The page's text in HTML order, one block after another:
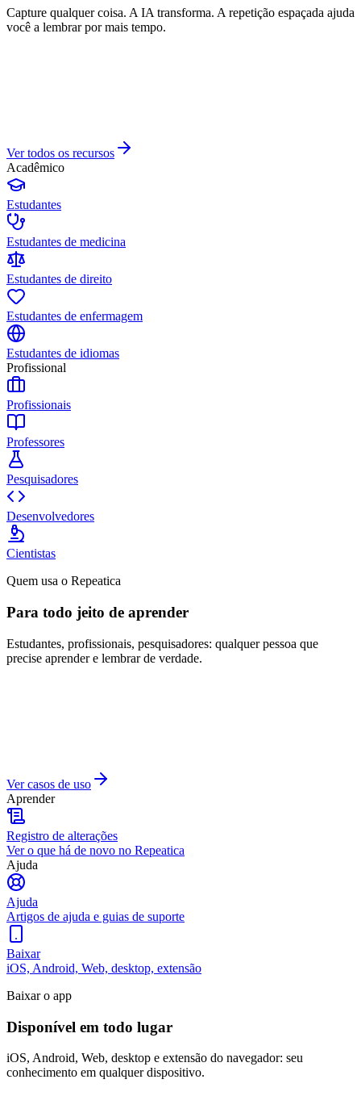
Capture qualquer coisa. A IA transforma. A repetição espaçada ajuda
você a lembrar por mais tempo.
Ver todos os recursos
Acadêmico
Estudantes
Estudantes de medicina
Estudantes de direito
Estudantes de enfermagem
Estudantes de idiomas
Profissional
Profissionais
Professores
Pesquisadores
Desenvolvedores
Cientistas
Quem usa o Repeatica
Para todo jeito de aprender
Estudantes, profissionais, pesquisadores: qualquer pessoa que
precise aprender e lembrar de verdade.
Ver casos de uso
Aprender
Registro de alterações
Ver o que há de novo no Repeatica
Ajuda
Ajuda
Artigos de ajuda e guias de suporte
Baixar
iOS, Android, Web, desktop, extensão
Baixar o app
Disponível em todo lugar
iOS, Android, Web, desktop e extensão do navegador: seu
conhecimento em qualquer dispositivo.